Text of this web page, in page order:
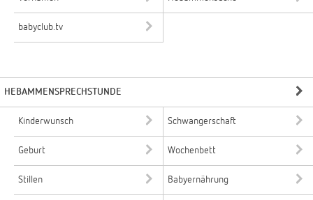
babyclub.tv
HEBAMMENSPRECHSTUNDE
Kinderwunsch Schwangerschaft
Geburt Wochenbett
Stillen Babyernährung